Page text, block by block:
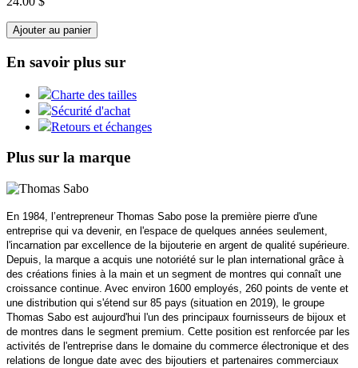
Ajouter au panier
En savoir plus sur
Charte des tailles
Sécurité d'achat
Retours et échanges
Plus sur la marque
En 1984, l’entrepreneur Thomas Sabo pose la première pierre d'une
entreprise qui va devenir, en l'espace de quelques années seulement,
l'incarnation par excellence de la bijouterie en argent de qualité supérieure.
Depuis, la marque a acquis une notoriété sur le plan international grâce à
des créations finies à la main et un segment de montres qui connaît une
croissance continue. Avec environ 1600 employés, 260 points de vente et
une distribution qui s'étend sur 85 pays (situation en 2019), le groupe
Thomas Sabo est aujourd'hui l'un des principaux fournisseurs de bijoux et
de montres dans le segment premium. Cette position est renforcée par les
activités de l'entreprise dans le domaine du commerce électronique et des
relations de longue date avec des bijoutiers et partenaires commerciaux